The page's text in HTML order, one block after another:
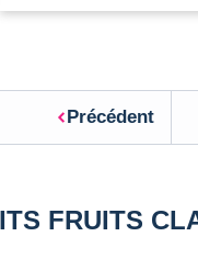
Précédent
FRUITS